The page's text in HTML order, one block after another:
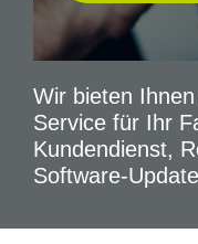
Wir bieten
Service für Ihr
Kundendienst,
Software-